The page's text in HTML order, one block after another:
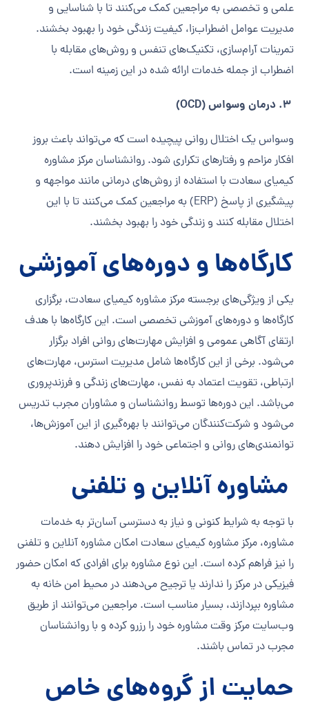
علمی و تخصصی به مراجعین کمک می‌کنند تا با شناسایی و
مدیریت عوامل اضطراب‌زا، کیفیت زندگی خود را بهبود بخشند.
تمرینات آرام‌سازی، تکنیک‌های تنفس و روش‌های مقابله با
اضطراب از جمله خدمات ارائه شده در این زمینه است.
3. درمان وسواس (OCD)
وسواس یک اختلال روانی پیچیده است که می‌تواند باعث بروز
افکار مزاحم و رفتارهای تکراری شود. روانشناسان مرکز مشاوره
کیمیای سعادت با استفاده از روش‌های درمانی مانند مواجهه و
پیشگیری از پاسخ (ERP) به مراجعین کمک می‌کنند تا با این
اختلال مقابله کنند و زندگی خود را بهبود بخشند.
کارگاه‌ها و دوره‌های آموزشی
یکی از ویژگی‌های برجسته مرکز مشاوره کیمیای سعادت، برگزاری
کارگاه‌ها و دوره‌های آموزشی تخصصی است. این کارگاه‌ها با هدف
ارتقای آگاهی عمومی و افزایش مهارت‌های روانی افراد برگزار
می‌شود. برخی از این کارگاه‌ها شامل مدیریت استرس، مهارت‌های
ارتباطی، تقویت اعتماد به نفس، مهارت‌های زندگی و فرزندپروری
می‌باشد. این دوره‌ها توسط روانشناسان و مشاوران مجرب تدریس
می‌شود و شرکت‌کنندگان می‌توانند با بهره‌گیری از این آموزش‌ها،
توانمندی‌های روانی و اجتماعی خود را افزایش دهند.
مشاوره آنلاین و تلفنی
با توجه به شرایط کنونی و نیاز به دسترسی آسان‌تر به خدمات
مشاوره، مرکز مشاوره کیمیای سعادت امکان مشاوره آنلاین و تلفنی
را نیز فراهم کرده است. این نوع مشاوره برای افرادی که امکان حضور
فیزیکی در مرکز را ندارند یا ترجیح می‌دهند در محیط امن خانه به
مشاوره بپردازند، بسیار مناسب است. مراجعین می‌توانند از طریق
وب‌سایت مرکز وقت مشاوره خود را رزرو کرده و با روانشناسان
مجرب در تماس باشند.
حمایت از گروه‌های خاص